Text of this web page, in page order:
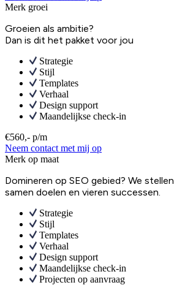
Merk groei
Groeien als ambitie?
Dan is dit het pakket voor jou
Strategie
Stijl
Templates
Verhaal
Design support
Maandelijkse check-in
€560,- p/m
Neem contact met mij op
Merk op maat
Domineren op SEO gebied? We stellen
samen doelen en vieren successen.
Strategie
Stijl
Templates
Verhaal
Design support
Maandelijkse check-in
Projecten op aanvraag